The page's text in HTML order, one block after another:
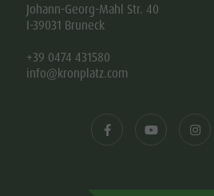
Johann-Georg-Mahl Str. 40
I-39031 Bruneck
+39 0474 431580
info@kronplatz.com